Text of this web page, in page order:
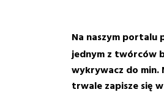
Na naszym portalu
jednym z twórców
wykrywacz do min.
trwale zapisze się